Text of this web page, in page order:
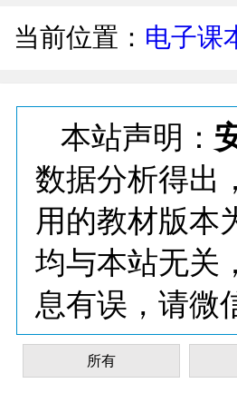
当前位置： 电子课
本站声明：
数据分析得出
用的教材版本
均与本站无关
息有误，请微
所有